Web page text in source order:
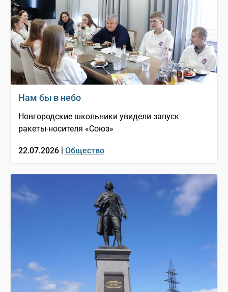
Нам бы в небо
Новгородские школьники увидели запуск
ракеты-носителя «Союз»
22.07.2026 | Общество